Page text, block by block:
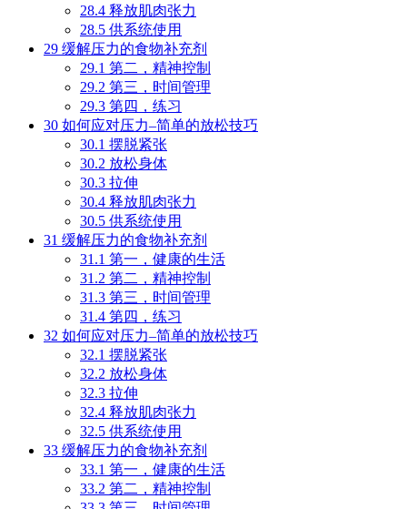
28.4 释放肌肉张力
28.5 供系统使用
29 缓解压力的食物补充剂
29.1 第二，精神控制
29.2 第三，时间管理
29.3 第四，练习
30 如何应对压力–简单的放松技巧
30.1 摆脱紧张
30.2 放松身体
30.3 拉伸
30.4 释放肌肉张力
30.5 供系统使用
31 缓解压力的食物补充剂
31.1 第一，健康的生活
31.2 第二，精神控制
31.3 第三，时间管理
31.4 第四，练习
32 如何应对压力–简单的放松技巧
32.1 摆脱紧张
32.2 放松身体
32.3 拉伸
32.4 释放肌肉张力
32.5 供系统使用
33 缓解压力的食物补充剂
33.1 第一，健康的生活
33.2 第二，精神控制